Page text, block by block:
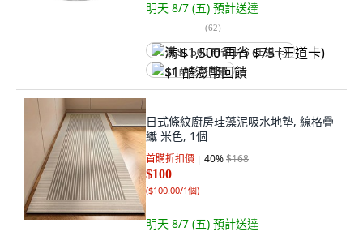
明天 8/7 (五) 預計送達
(62)
满 $1,500 再省 $75 (王道卡)
$1 酷澎幣回饋
日式條紋廚房珪藻泥吸水地墊, 線格疊
織 米色, 1個
首購折扣價 40%$168
$100
($100.00/1個)
明天 8/7 (五) 預計送達